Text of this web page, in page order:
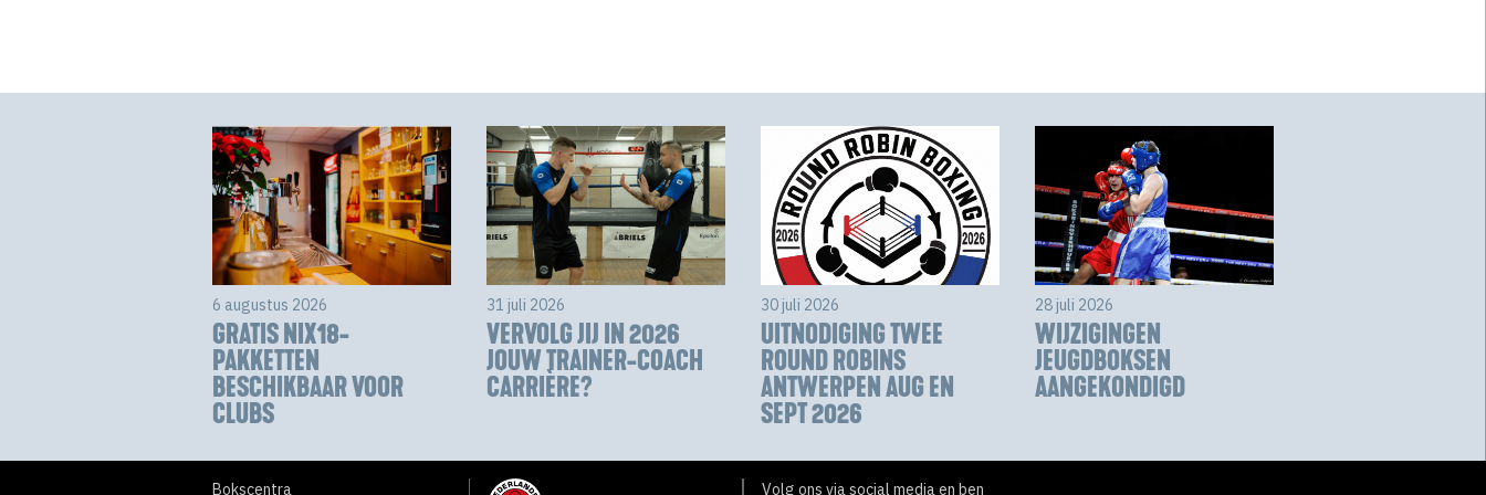
6 augustus 2026
GRATIS NIX18-
PAKKETTEN
BESCHIKBAAR VOOR
CLUBS
31 juli 2026
VERVOLG JIJ IN 2026
JOUW TRAINER-COACH
CARRIÈRE?
30 juli 2026
UITNODIGING TWEE
ROUND ROBINS
ANTWERPEN AUG EN
SEPT 2026
28 juli 2026
WIJZIGINGEN
JEUGDBOKSEN
AANGEKONDIGD
Bokscentra Volg ons via social media en ben